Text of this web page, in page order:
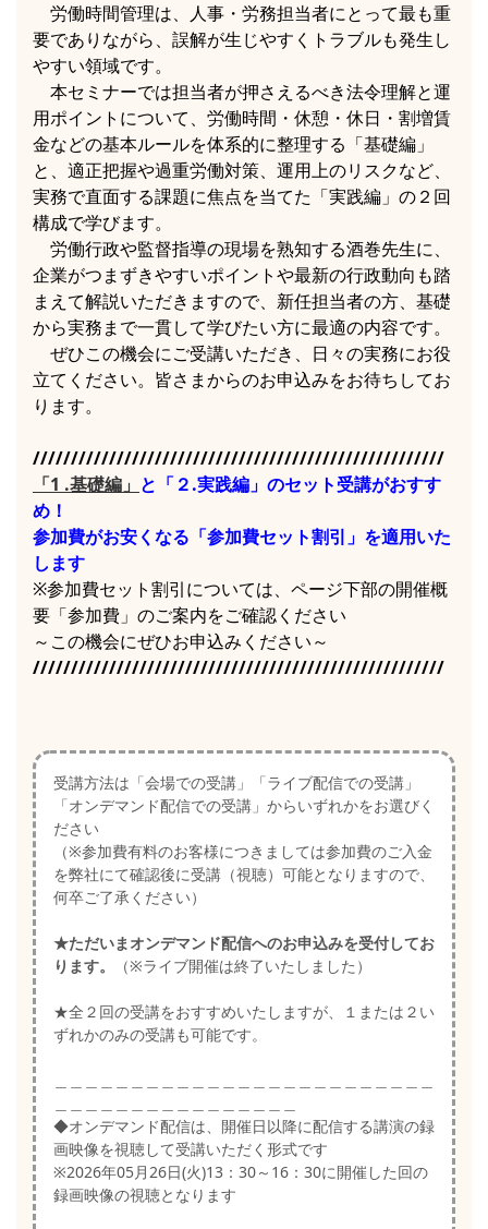
労働時間管理は、人事・労務担当者にとって最も重
要でありながら、誤解が生じやすくトラブルも発生し
やすい領域です。
本セミナーでは担当者が押さえるべき法令理解と運
用ポイントについて、労働時間・休憩・休日・割増賃
金などの基本ルールを体系的に整理する「基礎編」
と、適正把握や過重労働対策、運用上のリスクなど、
実務で直面する課題に焦点を当てた「実践編」の２回
構成で学びます。
労働行政や監督指導の現場を熟知する酒巻先生に、
企業がつまずきやすいポイントや最新の行政動向も踏
まえて解説いただきますので、新任担当者の方、基礎
から実務まで一貫して学びたい方に最適の内容です。
ぜひこの機会にご受講いただき、日々の実務にお役
立てください。皆さまからのお申込みをお待ちしてお
ります。
//////////////////////////////////////////////////////
「1 .基礎編」 と「２.実践編」のセット受講がおすす
め！
参加費がお安くなる「参加費セット割引」を適用いた
します
※参加費セット割引については、ページ下部の開催概
要「参加費」のご案内をご確認ください
～この機会にぜひお申込みください～
//////////////////////////////////////////////////////
受講方法は「会場での受講」「ライブ配信での受講」
「オンデマンド配信での受講」からいずれかをお選びく
ださい
（※参加費有料のお客様につきましては参加費のご入金
を弊社にて確認後に受講（視聴）可能となりますので、
何卒ご了承ください）
★ただいまオンデマンド配信へのお申込みを受付してお
ります。
（※ライブ開催は終了いたしました）
★全２回の受講をおすすめいたしますが、１または２い
ずれかのみの受講も可能です。
◆オンデマンド配信は、開催日以降に配信する講演の録
画映像を視聴して受講いただく形式です
※2026年05月26日(火)13：30～16：30に開催した回の
録画映像の視聴となります